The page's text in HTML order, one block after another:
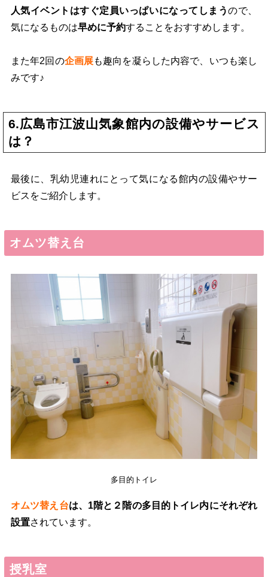
人気イベントはすぐ定員いっぱいになってしまうので、
気になるものは早めに予約することをおすすめします。
また年2回の企画展も趣向を凝らした内容で、いつも楽し
みです♪
6.広島市江波山気象館内の設備やサービス
は？
最後に、乳幼児連れにとって気になる館内の設備やサー
ビスをご紹介します。
オムツ替え台
多目的トイレ
オムツ替え台は、1階と２階の多目的トイレ内にそれぞれ
設置されています。
授乳室